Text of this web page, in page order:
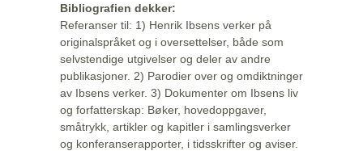
Bibliografien dekker:
Referanser til: 1) Henrik Ibsens verker på
originalspråket og i oversettelser, både som
selvstendige utgivelser og deler av andre
publikasjoner. 2) Parodier over og omdiktninger
av Ibsens verker. 3) Dokumenter om Ibsens liv
og forfatterskap: Bøker, hovedoppgaver,
småtrykk, artikler og kapitler i samlingsverker
og konferanserapporter, i tidsskrifter og aviser.